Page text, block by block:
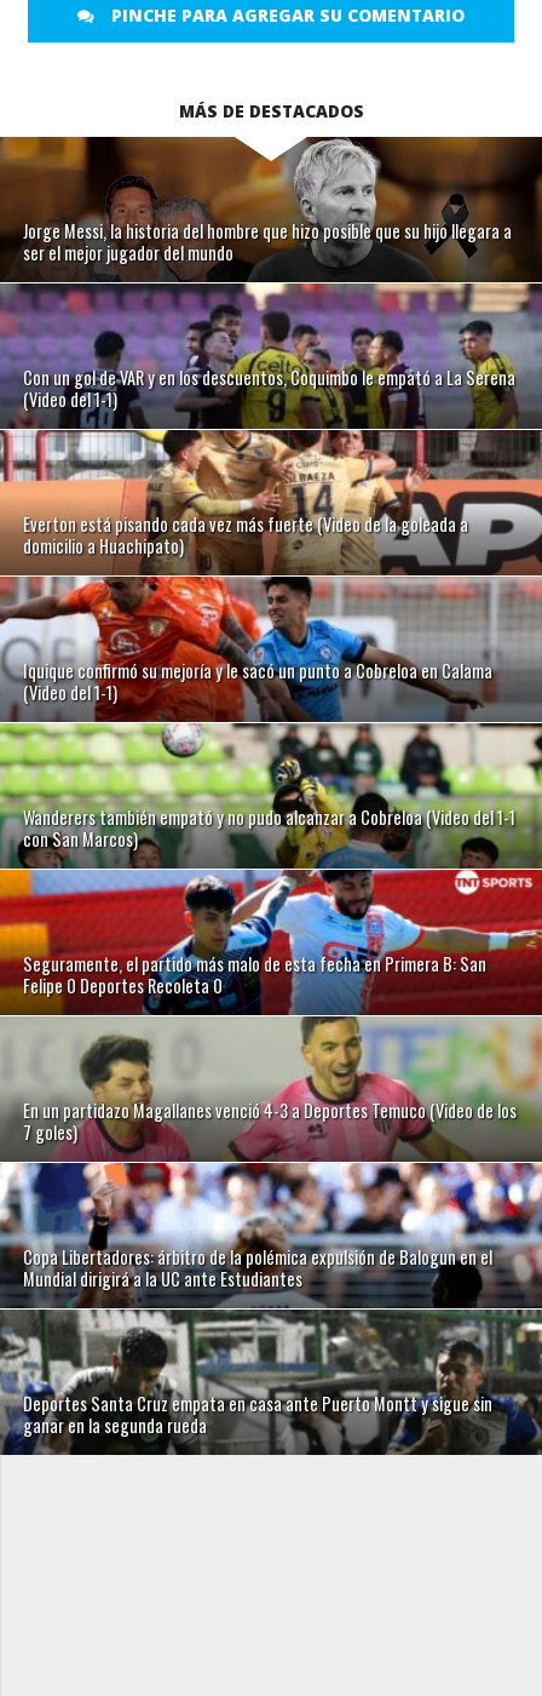
PINCHE PARA AGREGAR SU COMENTARIO
MÁS DE DESTACADOS
Jorge Messi, la historia del hombre que hizo posible que su hijo llegara a
ser el mejor jugador del mundo
Con un gol de VAR y en los descuentos, Coquimbo le empató a La Serena
(Video del 1-1)
Everton está pisando cada vez más fuerte (Video de la goleada a
domicilio a Huachipato)
Iquique confirmó su mejoría y le sacó un punto a Cobreloa en Calama
(Video del 1-1)
Wanderers también empató y no pudo alcanzar a Cobreloa (Video del 1-1
con San Marcos)
Seguramente, el partido más malo de esta fecha en Primera B: San
Felipe 0 Deportes Recoleta 0
En un partidazo Magallanes venció 4-3 a Deportes Temuco (Video de los
7 goles)
Copa Libertadores: árbitro de la polémica expulsión de Balogun en el
Mundial dirigirá a la UC ante Estudiantes
Deportes Santa Cruz empata en casa ante Puerto Montt y sigue sin
ganar en la segunda rueda